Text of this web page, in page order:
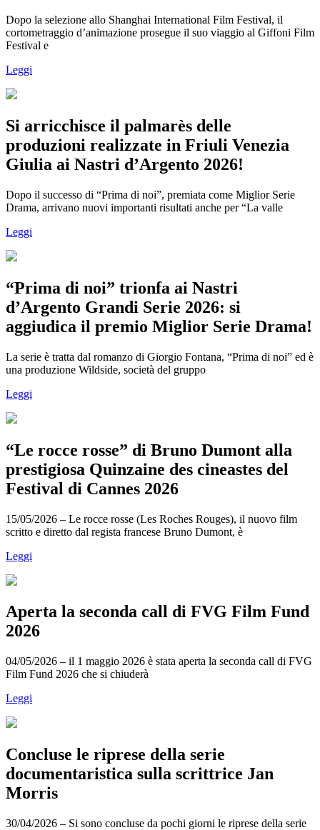
Dopo la selezione allo Shanghai International Film Festival, il
cortometraggio d’animazione prosegue il suo viaggio al Giffoni Film
Festival e
Leggi
Si arricchisce il palmarès delle
produzioni realizzate in Friuli Venezia
Giulia ai Nastri d’Argento 2026!
Dopo il successo di “Prima di noi”, premiata come Miglior Serie
Drama, arrivano nuovi importanti risultati anche per “La valle
Leggi
“Prima di noi” trionfa ai Nastri
d’Argento Grandi Serie 2026: si
aggiudica il premio Miglior Serie Drama!
La serie è tratta dal romanzo di Giorgio Fontana, “Prima di noi” ed è
una produzione Wildside, società del gruppo
Leggi
“Le rocce rosse” di Bruno Dumont alla
prestigiosa Quinzaine des cineastes del
Festival di Cannes 2026
15/05/2026 – Le rocce rosse (Les Roches Rouges), il nuovo film
scritto e diretto dal regista francese Bruno Dumont, è
Leggi
Aperta la seconda call di FVG Film Fund
2026
04/05/2026 – il 1 maggio 2026 è stata aperta la seconda call di FVG
Film Fund 2026 che si chiuderà
Leggi
Concluse le riprese della serie
documentaristica sulla scrittrice Jan
Morris
30/04/2026 – Si sono concluse da pochi giorni le riprese della serie